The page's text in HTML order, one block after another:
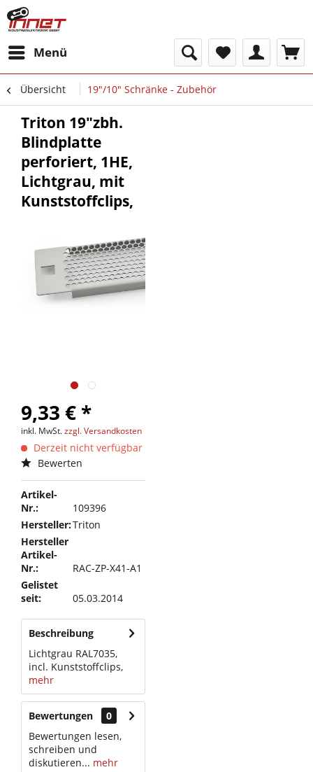
Menü
Übersicht 19"/10" Schränke - Zubehör
Triton 19"zbh.
Blindplatte
perforiert, 1HE,
Lichtgrau, mit
Kunststoffclips,
9,33 € *
inkl. MwSt.zzgl. Versandkosten
Derzeit nicht verfügbar
Bewerten
Artikel-
Nr.:
109396
Hersteller:Triton
Hersteller
Artikel-
Nr.:
RAC-ZP-X41-A1
Gelistet
seit:
05.03.2014
Beschreibung
Lichtgrau RAL7035,
incl. Kunststoffclips,
mehr
Bewertungen
0
Bewertungen lesen,
schreiben und
diskutieren... mehr